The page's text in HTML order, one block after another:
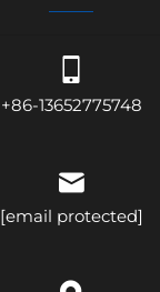
+86-13652775748
[email protected]